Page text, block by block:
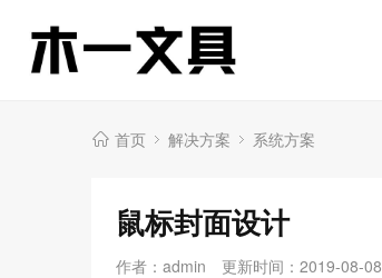
首页 解决方案 系统方案
鼠标封面设计
作者：admin 更新时间：2019-08-08